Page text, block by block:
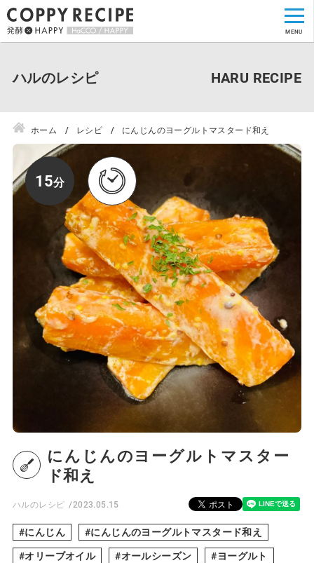
ハルのレシピ
ホーム レシピ にんじんのヨーグルトマスタード和え
15
にんじんのヨーグルトマスター
ド和え
ハルのレシピ 2023.05.15
にんじん
にんじんのヨーグルトマスタード和え
オリーブオイル
オールシーズン
ヨーグルト